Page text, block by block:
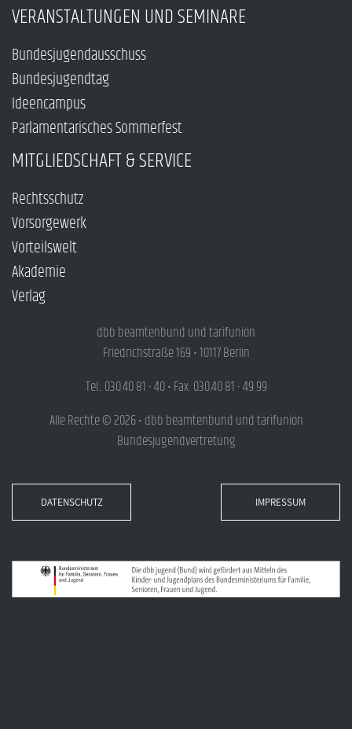
VERANSTALTUNGEN UND SEMINARE
Bundesjugendausschuss
Bundesjugendtag
Ideencampus
Parlamentarisches Sommerfest
MITGLIEDSCHAFT & SERVICE
Rechtsschutz
Vorsorgewerk
Vorteilswelt
Akademie
Verlag
dbb beamtenbund und tarifunion
Friedrichstraße 169 • 10117 Berlin
Tel.: 030.40 81 - 40 • Fax: 030.40 81 - 49 99
Alle Rechte © 2026 • dbb beamtenbund und tarifunion
Bundesjugendvertretung
DATENSCHUTZ IMPRESSUM